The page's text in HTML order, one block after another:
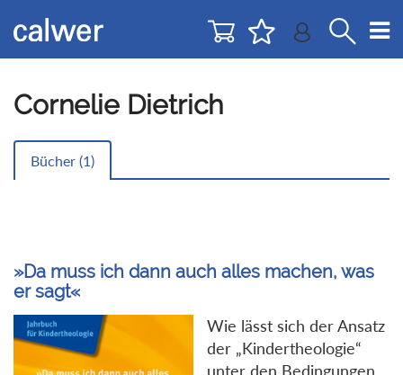
zur
Navigation
zum
Inhalt
Cornelie Dietrich
Bücher (1)
»Da muss ich dann auch alles machen, was
er sagt«
Wie lässt sich der Ansatz
der „Kindertheologie“
unter den Bedingungen